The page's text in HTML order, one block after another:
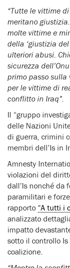
“Tutte le vittime
meritano
molte vittime e
della ‘giustizia
ulteriori abusi.
sicurezza
primo passo
per le vittime di
conflitto in Iraq”.
Il “gruppo
delle Nazioni
di guerra, crimini
membri dell’Is in
Amnesty
violazioni del
dall’Is nonché da
paramilitari e
rapporto “A tutti i
analizzato
impatto
sotto il controllo
coalizione.